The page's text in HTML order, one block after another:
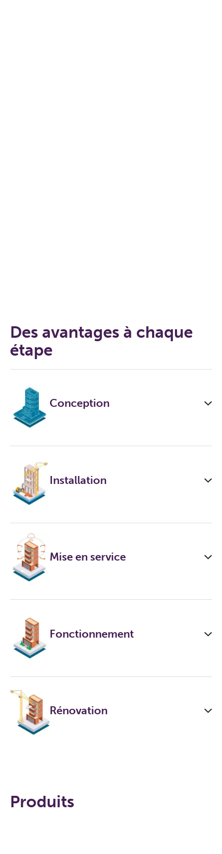
Des avantages à chaque
étape
Conception
Installation
Mise en service
Fonctionnement
Rénovation
Produits